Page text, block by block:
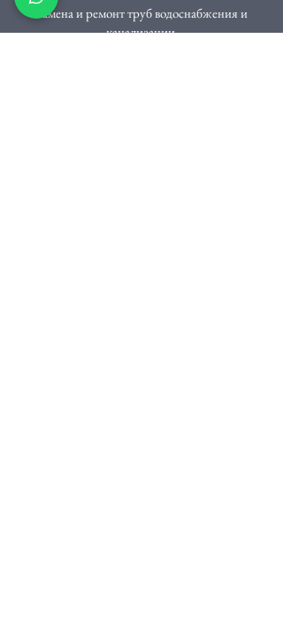
​Замена и ремонт труб водоснабжения и
канализации